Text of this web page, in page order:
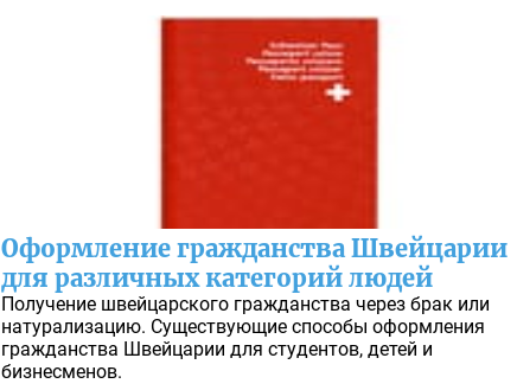
Оформление гражданства Швейцарии
для различных категорий людей
Получение швейцарского гражданства через брак или
натурализацию. Существующие способы оформления
гражданства Швейцарии для студентов, детей и
бизнесменов.